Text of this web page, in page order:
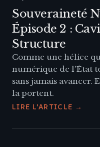
Souveraineté
Épisode 2 :
Structure
Comme une hélice
numérique de l'État
sans jamais
la portent.
LIRE L'ARTICLE →